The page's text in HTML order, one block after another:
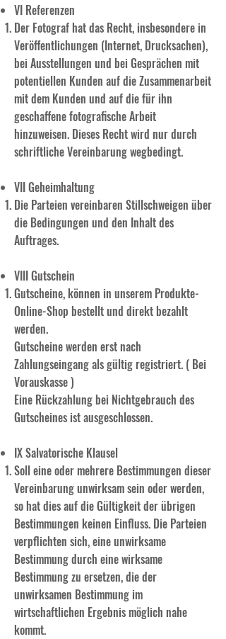
VI Referenzen
Der Fotograf hat das Recht, insbesondere in
Veröffentlichungen (Internet, Drucksachen),
bei Ausstellungen und bei Gesprächen mit
potentiellen Kunden auf die Zusammenarbeit
mit dem Kunden und auf die für ihn
geschaffene fotografische Arbeit
hinzuweisen. Dieses Recht wird nur durch
schriftliche Vereinbarung wegbedingt.
VII Geheimhaltung
Die Parteien vereinbaren Stillschweigen über
die Bedingungen und den Inhalt des
Auftrages.
VIII Gutschein
Gutscheine, können in unserem Produkte-
Online-Shop bestellt und direkt bezahlt
werden.
Gutscheine werden erst nach
Zahlungseingang als gültig registriert. ( Bei
Vorauskasse )
Eine Rückzahlung bei Nichtgebrauch des
Gutscheines ist ausgeschlossen.
IX Salvatorische Klausel
Soll eine oder mehrere Bestimmungen dieser
Vereinbarung unwirksam sein oder werden,
so hat dies auf die Gültigkeit der übrigen
Bestimmungen keinen Einfluss. Die Parteien
verpflichten sich, eine unwirksame
Bestimmung durch eine wirksame
Bestimmung zu ersetzen, die der
unwirksamen Bestimmung im
wirtschaftlichen Ergebnis möglich nahe
kommt.